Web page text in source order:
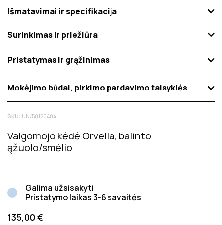
Išmatavimai ir specifikacija
Surinkimas ir priežiūra
Pristatymas ir grąžinimas
Mokėjimo būdai, pirkimo pardavimo taisyklės
SKU: UN/50120404
Valgomojo kėdė Orvella, balinto
ąžuolo/smėlio
Galima užsisakyti
Pristatymo laikas 3-6 savaitės
135,00 €